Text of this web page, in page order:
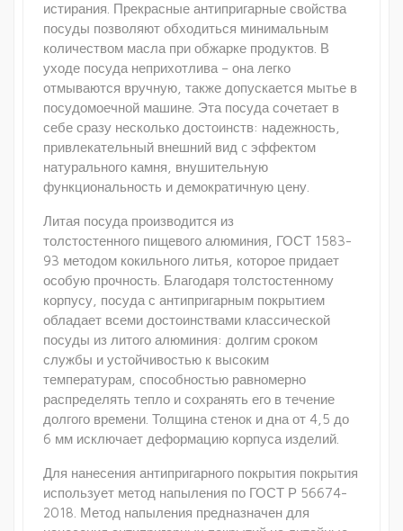
истирания. Прекрасные антипригарные свойства
посуды позволяют обходиться минимальным
количеством масла при обжарке продуктов. В
уходе посуда неприхотлива – она легко
отмываются вручную, также допускается мытье в
посудомоечной машине. Эта посуда сочетает в
себе сразу несколько достоинств: надежность,
привлекательный внешний вид c эффектом
натурального камня, внушительную
функциональность и демократичную цену.
Литая посуда производится из
толстостенного пищевого алюминия, ГОСТ 1583-
93 методом кокильного литья, которое придает
особую прочность. Благодаря толстостенному
корпусу, посуда с антипригарным покрытием
обладает всеми достоинствами классической
посуды из литого алюминия: долгим сроком
службы и устойчивостью к высоким
температурам, способностью равномерно
распределять тепло и сохранять его в течение
долгого времени. Толщина стенок и дна от 4,5 до
6 мм исключает деформацию корпуса изделий.
Для нанесения антипригарного покрытия покрытия
использует метод напыления по ГОСТ Р 56674-
2018. Метод напыления предназначен для